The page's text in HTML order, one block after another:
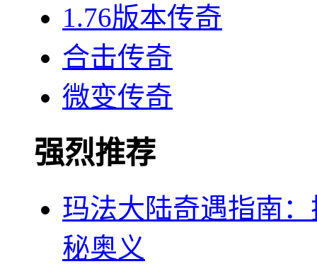
1.76版本传奇
合击传奇
微变传奇
强烈推荐
玛法大陆奇遇指南
秘奥义